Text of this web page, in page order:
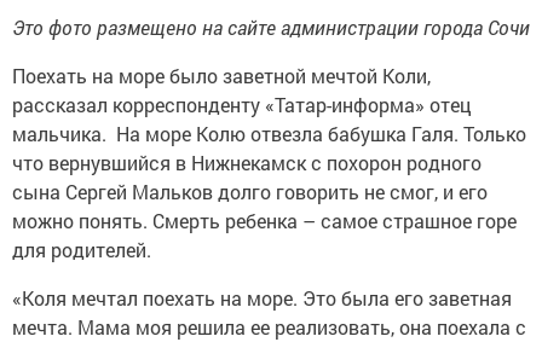
Это фото размещено на сайте администрации города Сочи
Поехать на море было заветной мечтой Коли,
рассказал корреспонденту «Татар-информа» отец
мальчика. На море Колю отвезла бабушка Галя. Только
что вернувшийся в Нижнекамск с похорон родного
сына Сергей Мальков долго говорить не смог, и его
можно понять. Смерть ребенка – самое страшное горе
для родителей.
«Коля мечтал поехать на море. Это была его заветная
мечта. Мама моя решила ее реализовать, она поехала с